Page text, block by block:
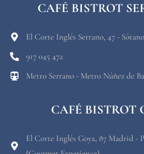
CAFÉ BISTROT
El Corte Inglés Serrano, 47 -
917 045 472
Metro Serrano - Metro Núñez de
CAFÉ BISTROT
El Corte Inglés Goya, 87 Madrid -